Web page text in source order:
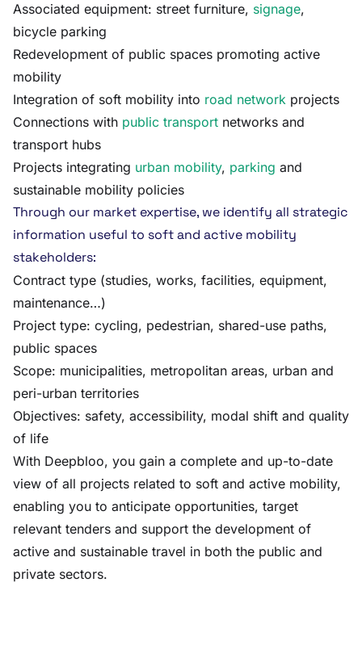
Associated equipment: street furniture, signage,
bicycle parking
Redevelopment of public spaces promoting active
mobility
Integration of soft mobility into road network projects
Connections with public transport networks and
transport hubs
Projects integrating urban mobility, parking and
sustainable mobility policies
Through our market expertise, we identify all strategic
information useful to soft and active mobility
stakeholders:
Contract type (studies, works, facilities, equipment,
maintenance…)
Project type: cycling, pedestrian, shared-use paths,
public spaces
Scope: municipalities, metropolitan areas, urban and
peri-urban territories
Objectives: safety, accessibility, modal shift and quality
of life
With Deepbloo, you gain a complete and up-to-date
view of all projects related to soft and active mobility,
enabling you to anticipate opportunities, target
relevant tenders and support the development of
active and sustainable travel in both the public and
private sectors.